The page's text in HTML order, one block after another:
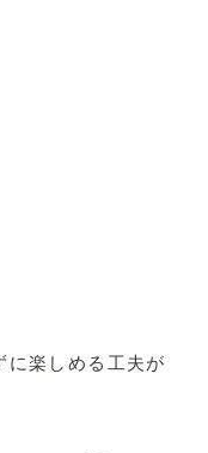
に楽しめる工夫が